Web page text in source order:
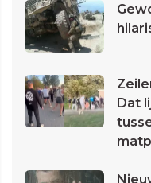
Dat